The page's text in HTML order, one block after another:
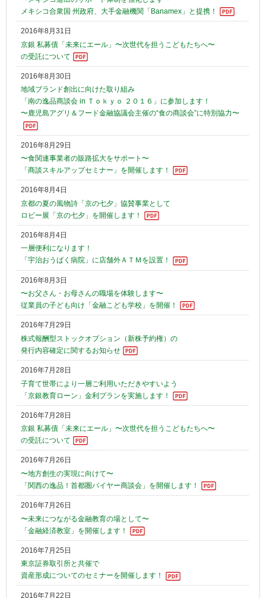
メキシコ合衆国 州政府、大手金融機関「Banamex」と提携！
2016年8月31日
京銀 私募債「未来にエール」〜次世代を担うこどもたちへ〜
の受託について
2016年8月30日
地域ブランド創出に向けた取り組み
「南の逸品商談会 in Ｔｏｋｙｏ ２０１６」に参加します！
〜鹿児島アグリ＆フード金融協議会主催の“食の商談会”に特別協力〜
2016年8月29日
〜食関連事業者の販路拡大をサポート〜
「商談スキルアップセミナー」を開催します！
2016年8月4日
京都の夏の風物詩「京の七夕」協賛事業として
ロビー展「京の七夕」を開催します！
2016年8月4日
一層便利になります！
「宇治おうばく病院」に店舗外ＡＴＭを設置！
2016年8月3日
〜お父さん・お母さんの職場を体験します〜
従業員の子ども向け「金融こども学校」を開催！
2016年7月29日
株式報酬型ストックオプション（新株予約権）の
発行内容確定に関するお知らせ
2016年7月28日
子育て世帯により一層ご利用いただきやすいよう
「京銀教育ローン」金利プランを実施します！
2016年7月28日
京銀 私募債「未来にエール」〜次世代を担うこどもたちへ〜
の受託について
2016年7月26日
〜地方創生の実現に向けて〜
「関西の逸品！首都圏バイヤー商談会」を開催します！
2016年7月26日
〜未来につながる金融教育の場として〜
「金融経済教室」を開催します！
2016年7月25日
東京証券取引所と共催で
資産形成についてのセミナーを開催します！
2016年7月22日